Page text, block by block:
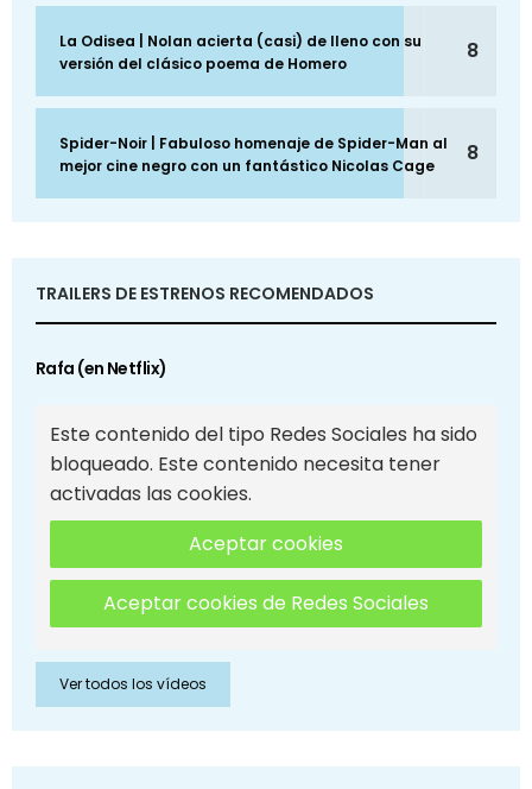
La Odisea | Nolan acierta (casi) de lleno con su
versión del clásico poema de Homero
8
Spider-Noir | Fabuloso homenaje de Spider-Man al
mejor cine negro con un fantástico Nicolas Cage
8
TRAILERS DE ESTRENOS RECOMENDADOS
Rafa (en Netflix)
Este contenido del tipo Redes Sociales ha sido
bloqueado. Este contenido necesita tener
activadas las cookies.
Aceptar cookies
Aceptar cookies de Redes Sociales
Ver todos los vídeos